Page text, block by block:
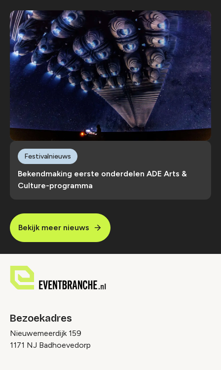
Bekendmaking eerste onderdelen ADE Arts &
Culture-programma
Festivalnieuws
Bekijk meer nieuws
Bezoekadres
Nieuwemeerdijk 159
1171 NJ Badhoevedorp